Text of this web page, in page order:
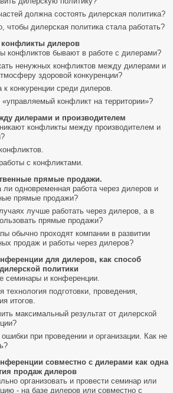
должна состоять дилерская политика?
чтобы дилерская политика стала работать?
конфликты дилеров
конфликтов бывают в работе с дилерами?
ненужных конфликтов между дилерами и
здоровой конкуренции?
к конкуренции среди дилеров.
«управляемый конфликт на территории»?
дилерами и производителем
конфликты между производителем и
с конфликтами.
прямые продажи.
ли одновременная работа через дилеров и
прямые продажи?
лучше работать через дилеров, а в
прямые продажи?
обычно проходят компании в развитии
продаж и работы через дилеров?
для дилеров, как способ
политики
семинары и конференции.
технология подготовки, проведения,
итогов.
максимальный результат от дилерской
при проведении и организации. Как не
совместно с дилерами как одна
продаж дилеров
организовать и провести семинар или
- на базе дилеров или совместно с